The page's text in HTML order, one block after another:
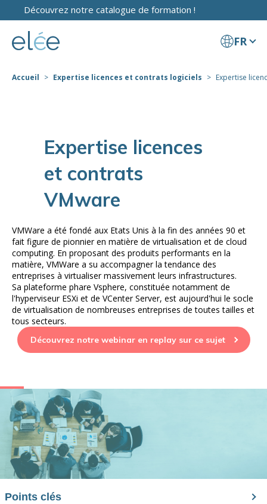
Découvrez notre catalogue de formation !
FR
Accueil Expertise licences et contrats logiciels Expertise
Expertise licences
et contrats
VMware
VMWare a été fondé aux Etats Unis à la fin des années 90 et
fait figure de pionnier en matière de virtualisation et de cloud
computing. En proposant des produits performants en la
matière, VMWare a su accompagner la tendance des
entreprises à virtualiser massivement leurs infrastructures.
Sa plateforme phare Vsphere, constituée notamment de
l'hyperviseur ESXi et de VCenter Server, est aujourd'hui le socle
de virtualisation de nombreuses entreprises de toutes tailles et
tous secteurs.
Découvrez notre webinar en replay sur ce sujet
Points clés